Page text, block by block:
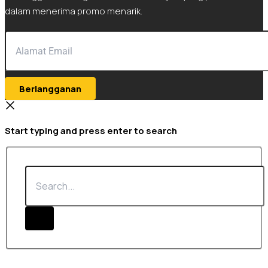
dalam menerima promo menarik.
Berlangganan
Start typing and press enter to search
Search...